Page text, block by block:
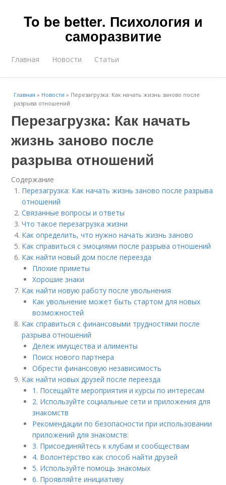
To be better. Психология и
саморазвитие
Главная Новости Статьи
Главная » Новости » Перезагрузка: Как начать жизнь заново после
разрыва отношений
Перезагрузка: Как начать
жизнь заново после
разрыва отношений
Содержание
Перезагрузка: Как начать жизнь заново после разрыва
отношений
Связанные вопросы и ответы
Что такое перезагрузка жизни
Как определить, что нужно начать жизнь заново
Как справиться с эмоциями после разрыва отношений
Как найти новый дом после переезда
Плохие приметы
Хорошие знаки
Как найти новую работу после увольнения
Как увольнение может быть стартом для новых
возможностей
Как справиться с финансовыми трудностями после
разрыва отношений
Дележ имущества и алименты
Поиск нового партнера
Обрести финансовую независимость
Как найти новых друзей после переезда
1. Посещайте мероприятия и курсы по интересам
2. Используйте социальные сети и приложения для
знакомств
Рекомендации по безопасности при использовании
приложений для знакомств:
3. Присоединяйтесь к клубам и сообществам
4. Волонтёрство как способ найти друзей
5. Используйте помощь знакомых
6. Проявляйте инициативу